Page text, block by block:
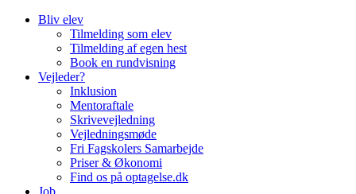
Bliv elev
Tilmelding som elev
Tilmelding af egen hest
Book en rundvisning
Vejleder?
Inklusion
Mentoraftale
Skrivevejledning
Vejledningsmøde
Fri Fagskolers Samarbejde
Priser & Økonomi
Find os på optagelse.dk
Job